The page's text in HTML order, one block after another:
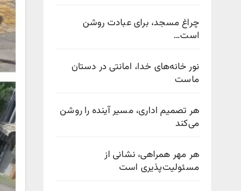
چراغ مسجد، برای عبادت روشن
است…
نور خانه‌های خدا، امانتی در دستان
ماست
هر تصمیم اداری، مسیر آینده را روشن
می‌کند
هر مهر همراهی، نشانی از
مسئولیت‌پذیری است